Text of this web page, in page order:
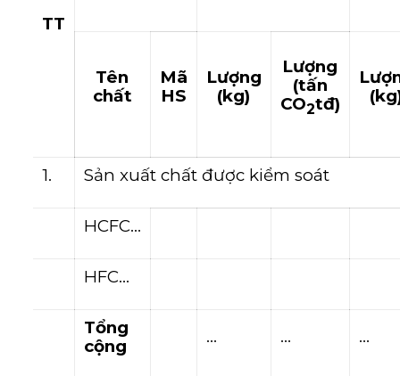
TT
Tên
chất
Mã
HS
Lượng
(kg)
Lượng
(tấn
CO2tđ)
1. Sản xuất chất được kiểm soát
HCFC…
HFC…
Tổng
cộng
… … …